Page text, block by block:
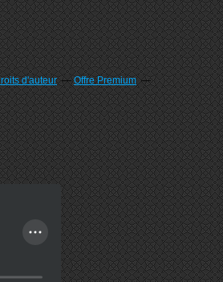
d'auteur
Offre Premium